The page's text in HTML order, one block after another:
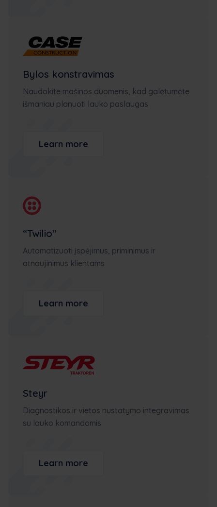
Bylos konstravimas
Naudokite mašinos duomenis, kad galėtumėte
išmaniau planuoti lauko paslaugas
Learn more
“Twilio”
Automatizuoti įspėjimus, priminimus ir
atnaujinimus klientams
Learn more
Steyr
Diagnostikos ir vietos nustatymo integravimas
su lauko komandomis
Learn more